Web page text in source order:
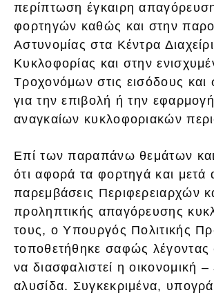
περίπτωση έγκαιρη
φορτηγών καθώς και στην
Αστυνομίας στα Κέντρα
Κυκλοφορίας και στην
Τροχονόμων στις εισόδους και
για την επιβολή ή την
αναγκαίων κυκλοφοριακών
Επί των παραπάνω θεμάτων και
ότι αφορά τα φορτηγά και μετά
παρεμβάσεις Περιφερειαρχών
προληπτικής απαγόρευσης
τους, ο Υπουργός Πολιτικής
τοποθετήθηκε σαφώς λέγοντας
να διασφαλιστεί η οικονομική –
αλυσίδα. Συγκεκριμένα,